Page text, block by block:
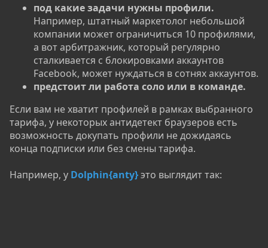
под какие задачи нужны профили.
Например, штатный маркетолог небольшой
компании может ограничиться 10 профилями,
а вот арбитражник, который регулярно
сталкивается с блокировками аккаунтов
Facebook, может нуждаться в сотнях аккаунтов.
предстоит ли работа соло или в команде.
Если вам не хватит профилей в рамках выбранного
тарифа, у некоторых антидетект браузеров есть
возможность докупать профили не дожидаясь
конца подписки или без смены тарифа.
Например, у Dolphin{anty}это выглядит так: